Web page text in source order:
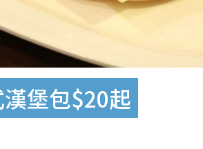
堡包$20起